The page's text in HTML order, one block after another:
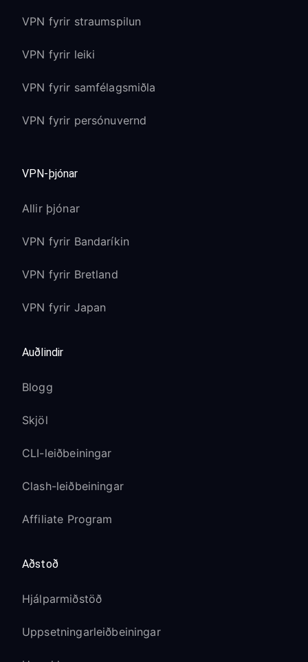
VPN fyrir straumspilun
VPN fyrir leiki
VPN fyrir samfélagsmiðla
VPN fyrir persónuvernd
VPN-þjónar
Allir þjónar
VPN fyrir Bandaríkin
VPN fyrir Bretland
VPN fyrir Japan
Auðlindir
Blogg
Skjöl
CLI-leiðbeiningar
Clash-leiðbeiningar
Affiliate Program
Aðstoð
Hjálparmiðstöð
Uppsetningarleiðbeiningar